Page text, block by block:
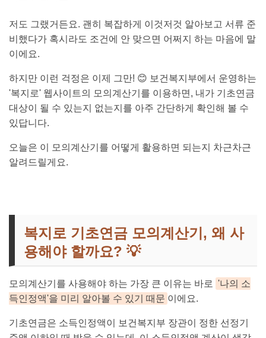
저도 그랬거든요. 괜히 복잡하게 이것저것 알아보고 서류 준
비했다가 혹시라도 조건에 안 맞으면 어쩌지 하는 마음에 말
이에요.
하지만 이런 걱정은 이제 그만! 😊 보건복지부에서 운영하는
'복지로' 웹사이트의 모의계산기를 이용하면, 내가 기초연금
대상이 될 수 있는지 없는지를 아주 간단하게 확인해 볼 수
있답니다.
오늘은 이 모의계산기를 어떻게 활용하면 되는지 차근차근
알려드릴게요.
복지로 기초연금 모의계산기, 왜 사
용해야 할까요? 💡
모의계산기를 사용해야 하는 가장 큰 이유는 바로 '나의 소
득인정액'을 미리 알아볼 수 있기 때문 이에요.
기초연금은 소득인정액이 보건복지부 장관이 정한 선정기